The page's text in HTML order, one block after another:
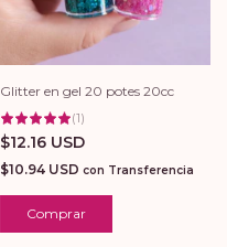
Glitter en gel 20 potes 20cc
(1)
$12.16 USD
$10.94 USD con Transferencia